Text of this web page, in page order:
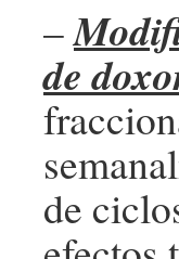
–
de
de